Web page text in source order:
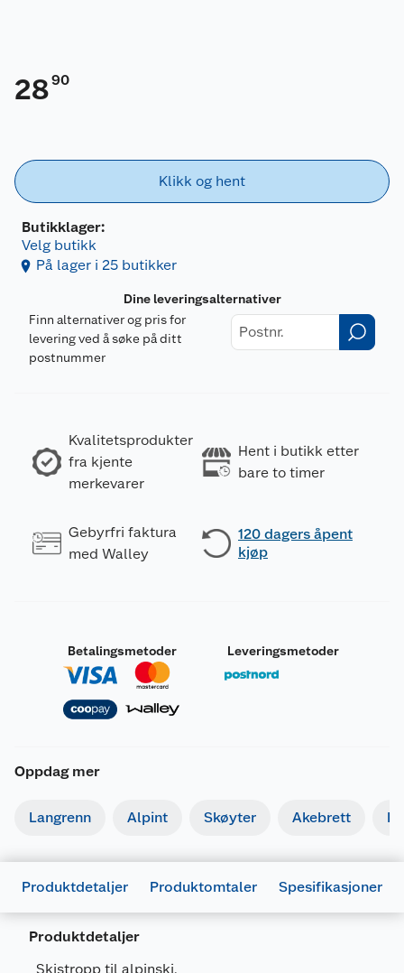
2890
Klikk og hent
Butikklager:
Velg butikk
På lager i 25 butikker
Dine leveringsalternativer
Finn alternativer og pris for
levering ved å søke på ditt
postnummer
Kvalitetsprodukter
fra kjente
merkevarer
Hent i butikk etter
bare to timer
Gebyrfri faktura
med Walley
120 dagers åpent
kjøp
Betalingsmetoder Leveringsmetoder
Oppdag mer
Langrenn Alpint Skøyter Akebrett
Produktdetaljer Produktomtaler Spesifikasjoner
Produktdetaljer
Skistropp til alpinski.